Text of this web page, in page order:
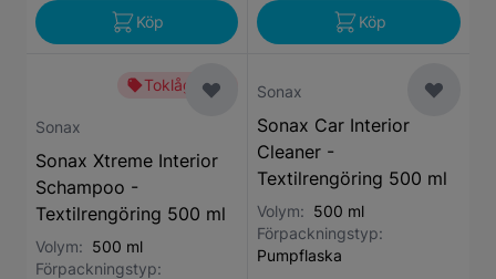
Köp Köp
Toklågt pris
Sonax
Sonax Xtreme Interior
Schampoo -
Textilrengöring 500 ml
Volym: 500 ml
Förpackningstyp:
Sonax
Sonax Car Interior
Cleaner -
Textilrengöring 500 ml
Volym: 500 ml
Förpackningstyp:
Pumpflaska